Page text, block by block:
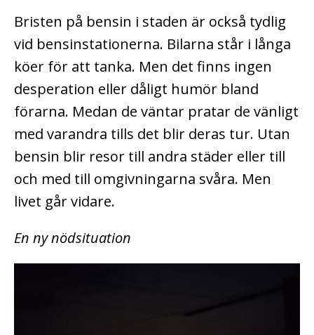
Bristen på bensin i staden är också tydlig
vid bensinstationerna. Bilarna står i långa
köer för att tanka. Men det finns ingen
desperation eller dåligt humör bland
förarna. Medan de väntar pratar de vänligt
med varandra tills det blir deras tur. Utan
bensin blir resor till andra städer eller till
och med till omgivningarna svåra. Men
livet går vidare.
En ny nödsituation